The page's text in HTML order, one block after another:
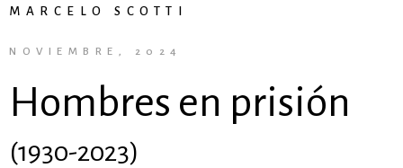
MARCELO SCOTTI
NOVIEMBRE, 2024
Hombres en prisión
(1930-2023)